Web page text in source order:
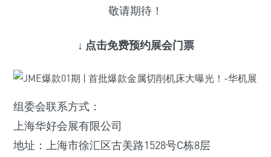
敬请期待！
↓ 点击免费预约展会门票
组委会联系方式：
上海华好会展有限公司
地址：上海市徐汇区古美路1528号C栋8层